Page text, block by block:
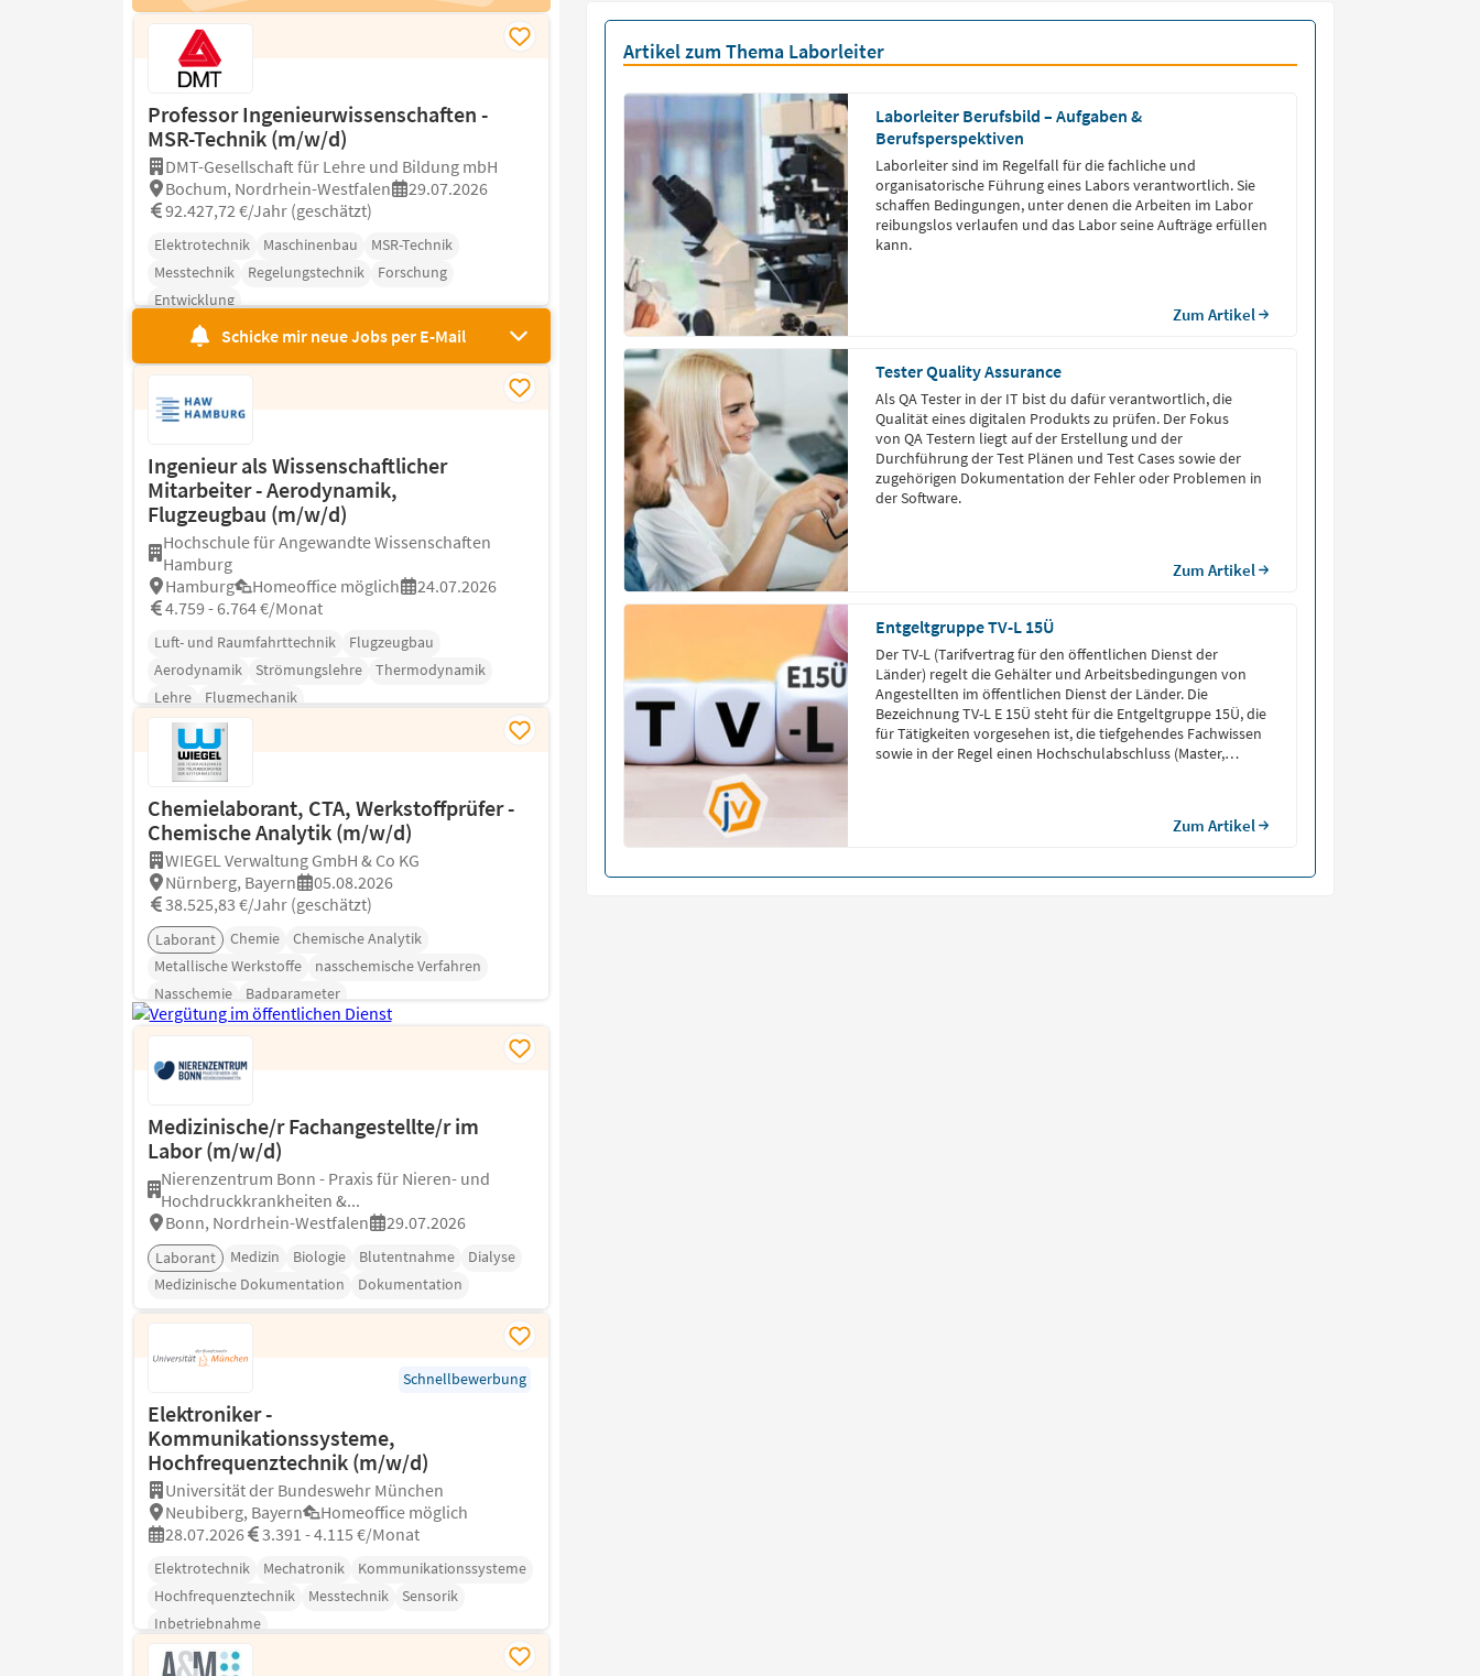
Professor Ingenieurwissenschaften -
MSR-Technik (m/w/d)
DMT-Gesellschaft für Lehre und Bildung mbH
Bochum, Nordrhein-Westfalen
29.07.2026
92.427,72 €/Jahr (geschätzt)
Elektrotechnik Maschinenbau
MSR-Technik
Messtechnik
Regelungstechnik
Forschung
Entwicklung
Schicke mir neue Jobs per E-Mail
Ingenieur als Wissenschaftlicher
Mitarbeiter - Aerodynamik,
Flugzeugbau (m/w/d)
Hochschule für Angewandte Wissenschaften
Hamburg
Hamburg
Homeoffice möglich
24.07.2026
4.759 - 6.764 €/Monat
Luft- und Raumfahrttechnik
Flugzeugbau
Aerodynamik
Strömungslehre
Thermodynamik
Lehre
Flugmechanik
Chemielaborant, CTA, Werkstoffprüfer -
Chemische Analytik (m/w/d)
WIEGEL Verwaltung GmbH & Co KG
Nürnberg, Bayern
05.08.2026
38.525,83 €/Jahr (geschätzt)
Laborant Chemie
Chemische Analytik
Metallische Werkstoffe
nasschemische Verfahren
Nasschemie
Badparameter
Medizinische/r Fachangestellte/r im
Labor (m/w/d)
Nierenzentrum Bonn - Praxis für Nieren- und
Hochdruckkrankheiten &...
Bonn, Nordrhein-Westfalen
29.07.2026
Laborant Medizin Biologie Blutentnahme
Dialyse
Medizinische Dokumentation
Dokumentation
Schnellbewerbung
Elektroniker -
Kommunikationssysteme,
Hochfrequenztechnik (m/w/d)
Universität der Bundeswehr München
Neubiberg, Bayern
Homeoffice möglich
28.07.2026
3.391 - 4.115 €/Monat
Elektrotechnik Mechatronik
Kommunikationssysteme
Hochfrequenztechnik
Messtechnik
Sensorik
Inbetriebnahme
Artikel zum Thema Laborleiter
Laborleiter Berufsbild – Aufgaben &
Berufsperspektiven
Laborleiter sind im Regelfall für die fachliche und
organisatorische Führung eines Labors verantwortlich. Sie
schaffen Bedingungen, unter denen die Arbeiten im Labor
reibungslos verlaufen und das Labor seine Aufträge erfüllen
kann.
Zum Artikel
Tester Quality Assurance
Als QA Tester in der IT bist du dafür verantwortlich, die
Qualität eines digitalen Produkts zu prüfen. Der Fokus
von QA Testern liegt auf der Erstellung und der
Durchführung der Test Plänen und Test Cases sowie der
zugehörigen Dokumentation der Fehler oder Problemen in
der Software.
Zum Artikel
Entgeltgruppe TV-L 15Ü
Der TV-L (Tarifvertrag für den öffentlichen Dienst der
Länder) regelt die Gehälter und Arbeitsbedingungen von
Angestellten im öffentlichen Dienst der Länder. Die
Bezeichnung TV-L E 15Ü steht für die Entgeltgruppe 15Ü, die
für Tätigkeiten vorgesehen ist, die tiefgehendes Fachwissen
sowie in der Regel einen Hochschulabschluss (Master,
Zum Artikel